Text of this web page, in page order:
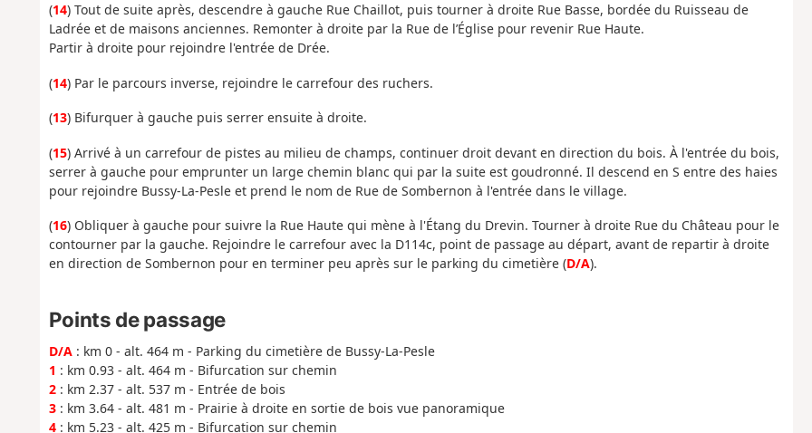
(14) Tout de suite après, descendre à gauche Rue Chaillot, puis tourner à droite Rue Basse, bordée du Ruisseau de
Ladrée et de maisons anciennes. Remonter à droite par la Rue de l’Église pour revenir Rue Haute.
Partir à droite pour rejoindre l'entrée de Drée.
(14) Par le parcours inverse, rejoindre le carrefour des ruchers.
(13) Bifurquer à gauche puis serrer ensuite à droite.
(15) Arrivé à un carrefour de pistes au milieu de champs, continuer droit devant en direction du bois. À l'entrée du bois,
serrer à gauche pour emprunter un large chemin blanc qui par la suite est goudronné. Il descend en S entre des haies
pour rejoindre Bussy-La-Pesle et prend le nom de Rue de Sombernon à l'entrée dans le village.
(16) Obliquer à gauche pour suivre la Rue Haute qui mène à l'Étang du Drevin. Tourner à droite Rue du Château pour le
contourner par la gauche. Rejoindre le carrefour avec la D114c, point de passage au départ, avant de repartir à droite
en direction de Sombernon pour en terminer peu après sur le parking du cimetière (D/A).
Points de passage
D/A: km 0 - alt. 464 m - Parking du cimetière de Bussy-La-Pesle
1 : km 0.93 - alt. 464 m - Bifurcation sur chemin
2: km 2.37 - alt. 537 m - Entrée de bois
3: km 3.64 - alt. 481 m - Prairie à droite en sortie de bois vue panoramique
4: km 5.23 - alt. 425 m - Bifurcation sur chemin